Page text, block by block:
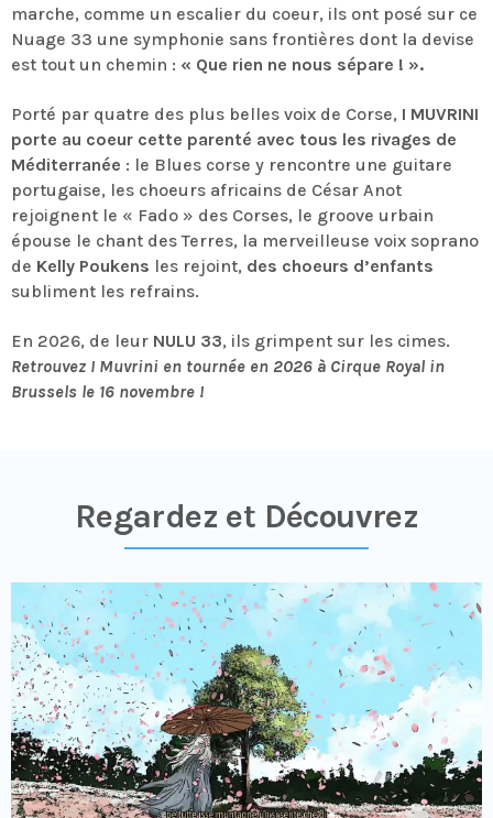
marche, comme un escalier du coeur, ils ont posé sur ce
Nuage 33 une symphonie sans frontières dont la devise
est tout un chemin : « Que rien ne nous sépare ! ».
Porté par quatre des plus belles voix de Corse, I MUVRINI
porte au coeur cette parenté avec tous les rivages de
Méditerranée : le Blues corse y rencontre une guitare
portugaise, les choeurs africains de César Anot
rejoignent le « Fado » des Corses, le groove urbain
épouse le chant des Terres, la merveilleuse voix soprano
de Kelly Poukens les rejoint, des choeurs d’enfants
subliment les refrains.
En 2026, de leur NULU 33, ils grimpent sur les cimes.
Retrouvez I Muvrini en tournée en 2026 à Cirque Royal in
Brussels le 16 novembre !
Regardez et Découvrez​